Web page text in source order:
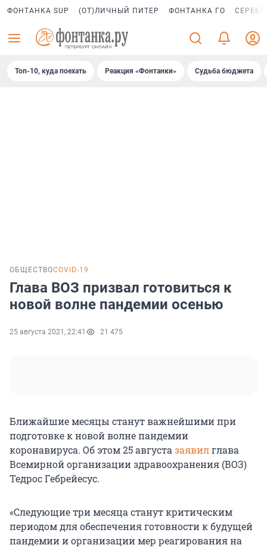
ФОНТАНКА SUP (ОТ)ЛИЧНЫЙ ПИТЕР ФОНТАНКА ГО
Топ-10, куда поехать Реакция «Фонтанки» Судьба бюджета
ОБЩЕСТВОCOVID-19
Глава ВОЗ призвал готовиться к
новой волне пандемии осенью
25 августа 2021, 22:41 21 475
Ближайшие месяцы станут важнейшими при
подготовке к новой волне пандемии
коронавируса. Об этом 25 августа заявилглава
Всемирной организации здравоохранения (ВОЗ)
Тедрос Гебрейесус.
«Следующие три месяца станут критическим
периодом для обеспечения готовности к будущей
пандемии и организации мер реагирования на